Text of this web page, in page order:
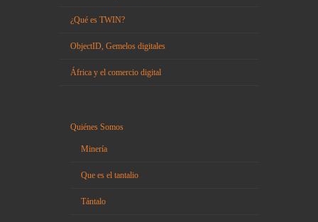
¿Qué es TWIN?
ObjectID, Gemelos digitales
África y el comercio digital
Quiénes Somos
Minería
Que es el tantalio
Tántalo